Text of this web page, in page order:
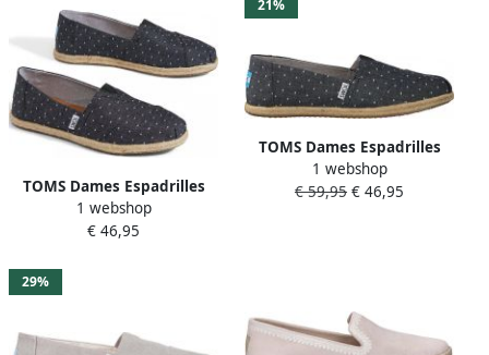
TOMS Dames Espadrilles
Alpargata Wm Grijs
1 webshop
€ 46,95
21%
TOMS Dames Espadrilles
Alpargata Wm Grijs
1 webshop
€ 59,95 € 46,95
29%